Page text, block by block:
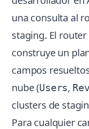
una consulta al
staging. El
construye un
campos
nube (Users,
clusters de
Para cualquier